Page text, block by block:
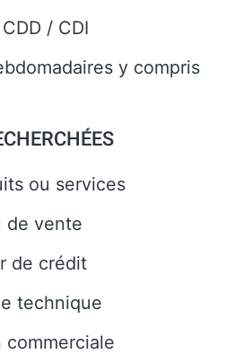
/ CDI
y compris
ou services
de vente
de crédit
technique